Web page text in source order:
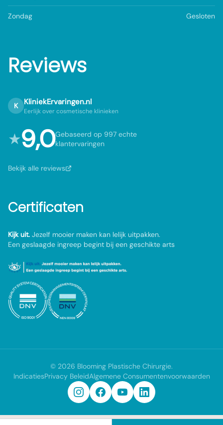
Zondag Gesloten
Reviews
K KliniekErvaringen.nl
Eerlijk over cosmetische klinieken
★9,0Gebaseerd op 997 echte
klantervaringen
Bekijk alle reviews
Certificaten
Kijk uit. Jezelf mooier maken kan lelijk uitpakken.
Een geslaagde ingreep begint bij een geschikte arts
© 2026 Blooming Plastische Chirurgie.
IndicatiesPrivacy BeleidAlgemene Consumentenvoorwaarden